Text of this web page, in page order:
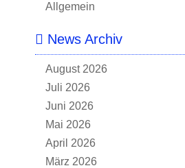
Allgemein
News Archiv
August 2026
Juli 2026
Juni 2026
Mai 2026
April 2026
März 2026